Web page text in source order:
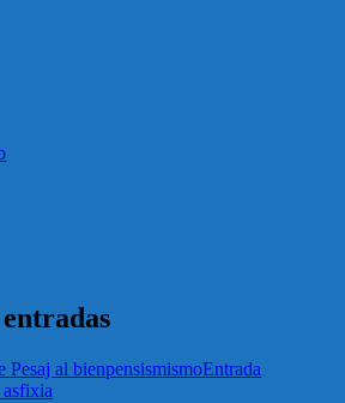
Pesaj al bienpensismismoEntrada